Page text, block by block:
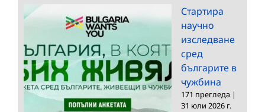
Стартира
научно
изследване
сред
българите в
чужбина
171 прегледа |
31 юли 2026 г.